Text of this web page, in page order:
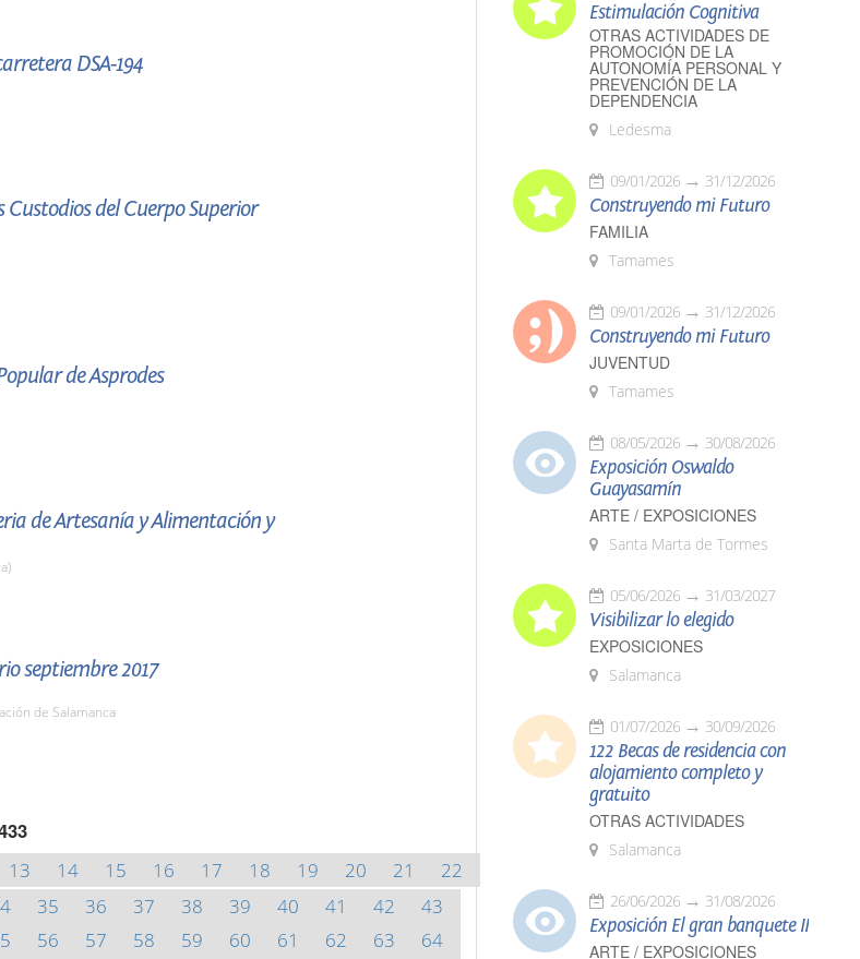
DSA-194
Custodios del Cuerpo Superior
de Asprodes
de Artesanía y Alimentación y
septiembre 2017
de Salamanca
13 14 15 16 17 18 19 20 21
22
35 36 37 38 39 40 41 42
43
56 57 58 59 60 61 62 63
64
Estimulación Cognitiva
OTRAS ACTIVIDADES DE
PROMOCIÓN DE LA
AUTONOMÍA PERSONAL Y
PREVENCIÓN DE LA
DEPENDENCIA
Ledesma
09/01/2026 31/12/2026
Construyendo mi Futuro
FAMILIA
Tamames
09/01/2026 31/12/2026
Construyendo mi Futuro
JUVENTUD
Tamames
08/05/2026 30/08/2026
Exposición Oswaldo
Guayasamín
ARTE / EXPOSICIONES
Santa Marta de Tormes
05/06/2026 31/03/2027
Visibilizar lo elegido
EXPOSICIONES
Salamanca
01/07/2026 30/09/2026
122 Becas de residencia con
alojamiento completo y
gratuito
OTRAS ACTIVIDADES
Salamanca
26/06/2026 31/08/2026
Exposición El gran banquete II
ARTE / EXPOSICIONES